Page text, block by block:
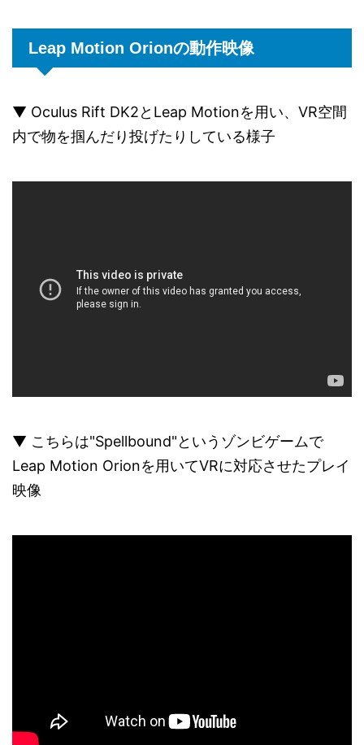
Leap Motion Orionの動作映像
▼ Oculus Rift DK2とLeap Motionを用い、VR空間
内で物を掴んだり投げたりしている様子
▼ こちらは"Spellbound"というゾンビゲームで
Leap Motion Orionを用いてVRに対応させたプレイ
映像